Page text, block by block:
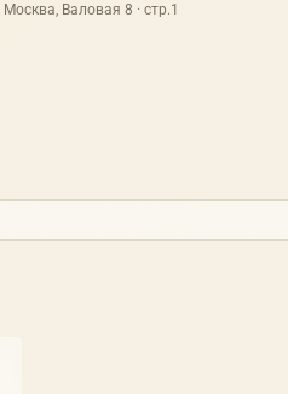
Москва, Валовая 8 · стр.1